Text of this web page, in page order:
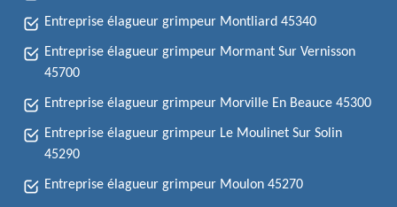
Entreprise élagueur grimpeur Montliard 45340
Entreprise élagueur grimpeur Mormant Sur Vernisson
45700
Entreprise élagueur grimpeur Morville En Beauce 45300
Entreprise élagueur grimpeur Le Moulinet Sur Solin
45290
Entreprise élagueur grimpeur Moulon 45270